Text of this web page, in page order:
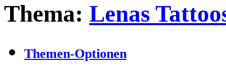
Thema: Lenas
Themen-Optionen